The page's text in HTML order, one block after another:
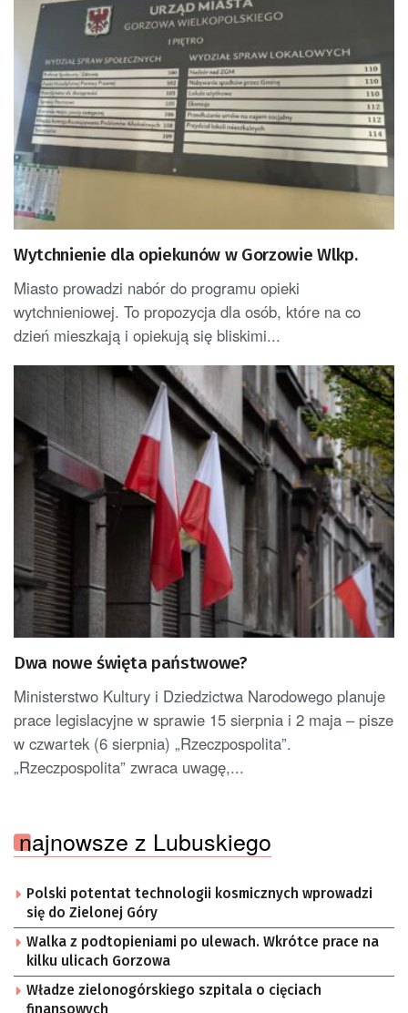
Wytchnienie dla opiekunów w Gorzowie Wlkp.
Miasto prowadzi nabór do programu opieki
wytchnieniowej. To propozycja dla osób, które na co
dzień mieszkają i opiekują się bliskimi...
Dwa nowe święta państwowe?
Ministerstwo Kultury i Dziedzictwa Narodowego planuje
prace legislacyjne w sprawie 15 sierpnia i 2 maja – pisze
w czwartek (6 sierpnia) „Rzeczpospolita”.
„Rzeczpospolita” zwraca uwagę,...
najnowsze z Lubuskiego
Polski potentat technologii kosmicznych wprowadzi
się do Zielonej Góry
Walka z podtopieniami po ulewach. Wkrótce prace na
kilku ulicach Gorzowa
Władze zielonogórskiego szpitala o cięciach
finansowych